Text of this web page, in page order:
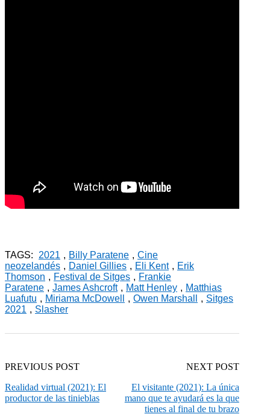
TAGS: 2021 , Billy Paratene , Cine
neozelandés , Daniel Gillies , Eli Kent , Erik
Thomson , Festival de Sitges , Frankie
Paratene , James Ashcroft , Matt Henley , Matthias
Luafutu , Miriama McDowell , Owen Marshall , Sitges
2021 , Slasher
PREVIOUS POST
Realidad virtual (2021): El
productor de las tinieblas
NEXT POST
El visitante (2021): La única
mano que te ayudará es la que
tienes al final de tu brazo